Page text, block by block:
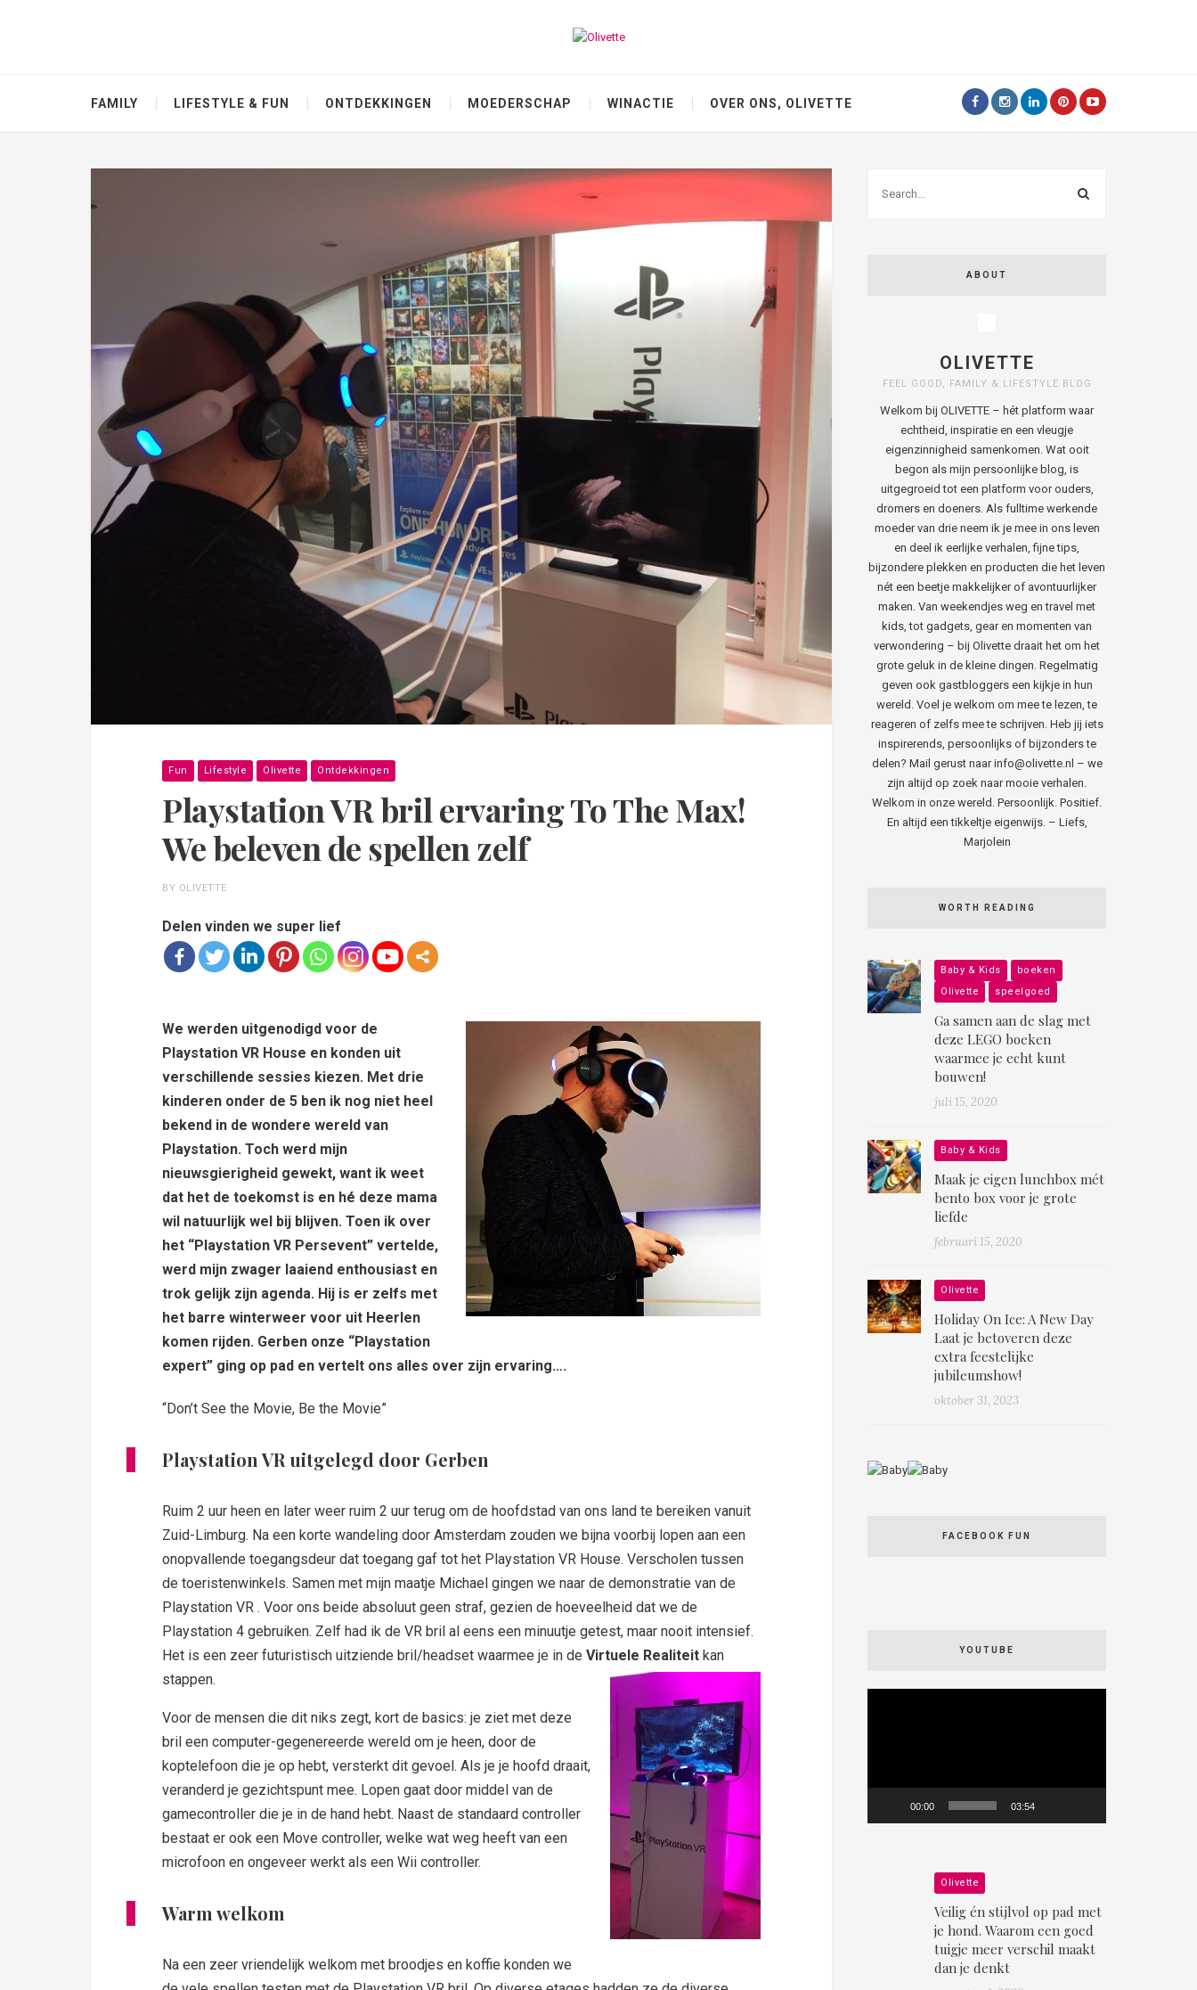
FAMILY LIFESTYLE & FUN ONTDEKKINGEN MOEDERSCHAP WINACTIE OVER ONS, OLIVETTE
Fun Lifestyle Olivette Ontdekkingen
Playstation VR bril ervaring To The Max!
We beleven de spellen zelf
BY OLIVETTE
Delen vinden we super lief
We werden uitgenodigd voor de
Playstation VR House en konden uit
verschillende sessies kiezen. Met drie
kinderen onder de 5 ben ik nog niet heel
bekend in de wondere wereld van
Playstation. Toch werd mijn
nieuwsgierigheid gewekt, want ik weet
dat het de toekomst is en hé deze mama
wil natuurlijk wel bij blijven. Toen ik over
het “Playstation VR Persevent” vertelde,
werd mijn zwager laaiend enthousiast en
trok gelijk zijn agenda. Hij is er zelfs met
het barre winterweer voor uit Heerlen
komen rijden. Gerben onze “Playstation
expert” ging op pad en vertelt ons alles over zijn ervaring….
“Don’t See the Movie, Be the Movie”
Playstation VR uitgelegd door Gerben
Ruim 2 uur heen en later weer ruim 2 uur terug om de hoofdstad van ons land te bereiken vanuit
Zuid-Limburg. Na een korte wandeling door Amsterdam zouden we bijna voorbij lopen aan een
onopvallende toegangsdeur dat toegang gaf tot het Playstation VR House. Verscholen tussen
de toeristenwinkels. Samen met mijn maatje Michael gingen we naar de demonstratie van de
Playstation VR . Voor ons beide absoluut geen straf, gezien de hoeveelheid dat we de
Playstation 4 gebruiken. Zelf had ik de VR bril al eens een minuutje getest, maar nooit intensief.
Het is een zeer futuristisch uitziende bril/headset waarmee je in de Virtuele Realiteit kan
stappen.
Voor de mensen die dit niks zegt, kort de basics: je ziet met deze
bril een computer-gegenereerde wereld om je heen, door de
koptelefoon die je op hebt, versterkt dit gevoel. Als je je hoofd draait,
veranderd je gezichtspunt mee. Lopen gaat door middel van de
gamecontroller die je in de hand hebt. Naast de standaard controller
bestaat er ook een Move controller, welke wat weg heeft van een
microfoon en ongeveer werkt als een Wii controller.
Warm welkom
Na een zeer vriendelijk welkom met broodjes en koffie konden we
ABOUT
OLIVETTE
FEEL GOOD, FAMILY & LIFESTYLE BLOG
Welkom bij OLIVETTE – hét platform waar
echtheid, inspiratie en een vleugje
eigenzinnigheid samenkomen. Wat ooit
begon als mijn persoonlijke blog, is
uitgegroeid tot een platform voor ouders,
dromers en doeners. Als fulltime werkende
moeder van drie neem ik je mee in ons leven
en deel ik eerlijke verhalen, fijne tips,
bijzondere plekken en producten die het leven
nét een beetje makkelijker of avontuurlijker
maken. Van weekendjes weg en travel met
kids, tot gadgets, gear en momenten van
verwondering – bij Olivette draait het om het
grote geluk in de kleine dingen. Regelmatig
geven ook gastbloggers een kijkje in hun
wereld. Voel je welkom om mee te lezen, te
reageren of zelfs mee te schrijven. Heb jij iets
inspirerends, persoonlijks of bijzonders te
delen? Mail gerust naar info@olivette.nl – we
zijn altijd op zoek naar mooie verhalen.
Welkom in onze wereld. Persoonlijk. Positief.
En altijd een tikkeltje eigenwijs. – Liefs,
Marjolein
WORTH READING
Baby & Kids
boeken
Olivette
speelgoed
Ga samen aan de slag met
deze LEGO boeken
waarmee je echt kunt
bouwen!
juli 15, 2020
Baby & Kids
Maak je eigen lunchbox mét
bento box voor je grote
liefde
februari 15, 2020
Olivette
Holiday On Ice: A New Day
Laat je betoveren deze
extra feestelijke
jubileumshow!
oktober 31, 2023
FACEBOOK FUN
YOUTUBE
00:00 03:54
Olivette
Veilig én stijlvol op pad met
je hond. Waarom een goed
tuigje meer verschil maakt
dan je denkt